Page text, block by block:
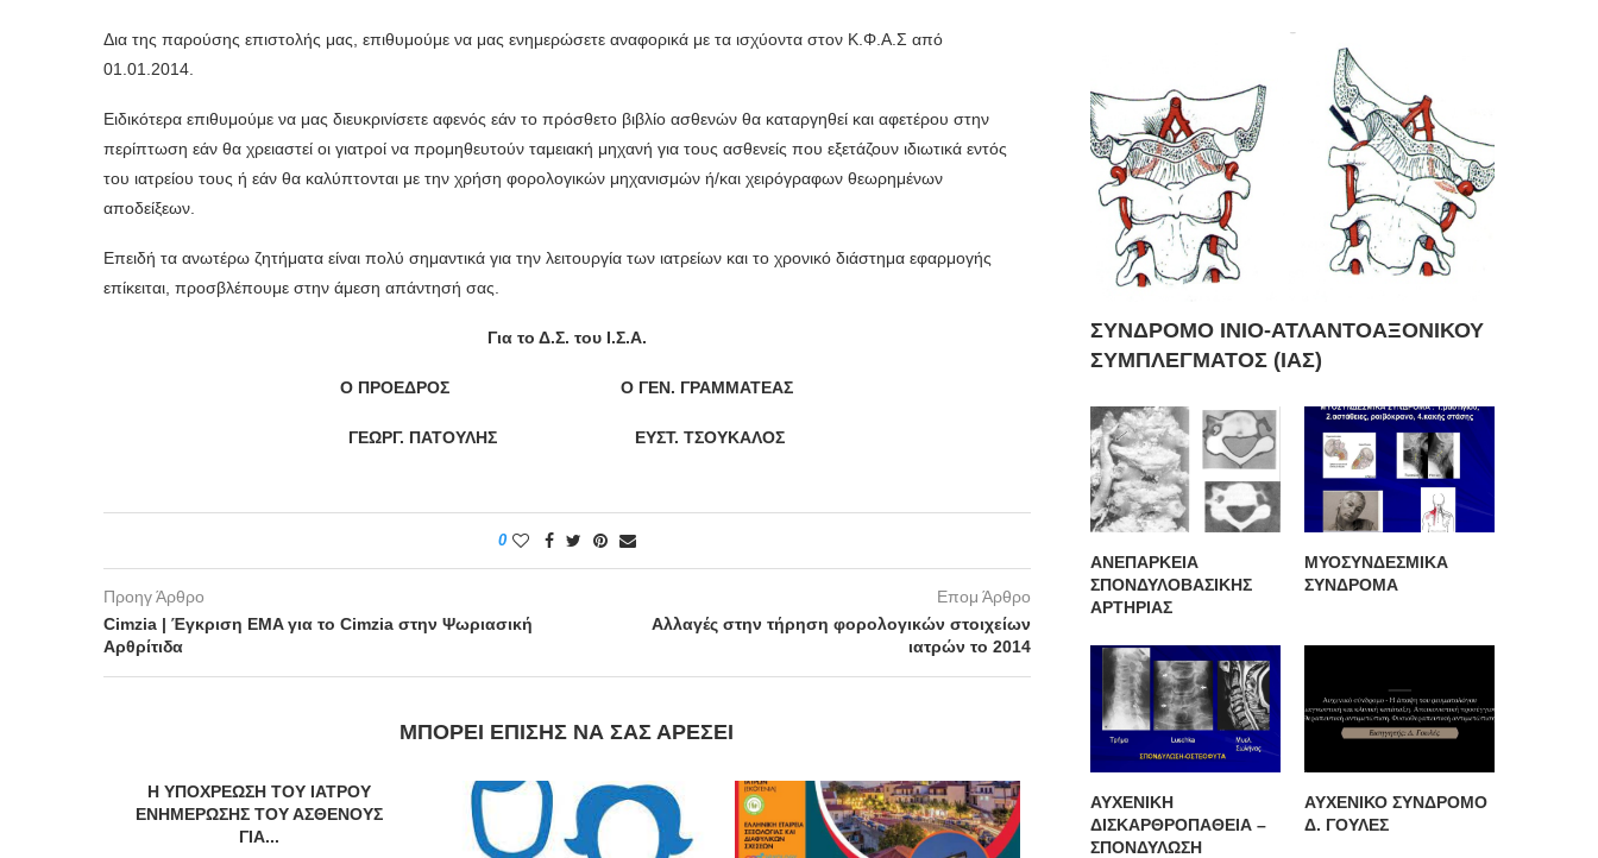
Δια της παρούσης επιστολής μας, επιθυμούμε να μας ενημερώσετε αναφορικά με τα ισχύοντα στον Κ.Φ.Α.Σ από
01.01.2014.
Ειδικότερα επιθυμούμε να μας διευκρινίσετε αφενός εάν το πρόσθετο βιβλίο ασθενών θα καταργηθεί και αφετέρου στην
περίπτωση εάν θα χρειαστεί οι γιατροί να προμηθευτούν ταμειακή μηχανή για τους ασθενείς που εξετάζουν ιδιωτικά εντός
του ιατρείου τους ή εάν θα καλύπτονται με την χρήση φορολογικών μηχανισμών ή/και χειρόγραφων θεωρημένων
αποδείξεων.
Επειδή τα ανωτέρω ζητήματα είναι πολύ σημαντικά για την λειτουργία των ιατρείων και το χρονικό διάστημα εφαρμογής
επίκειται, προσβλέπουμε στην άμεση απάντησή σας.
Για το Δ.Σ. του Ι.Σ.Α.
Ο ΠΡΟΕΔΡΟΣ Ο ΓΕΝ. ΓΡΑΜΜΑΤΕΑΣ
ΓΕΩΡΓ. ΠΑΤΟΥΛΗΣ ΕΥΣΤ. ΤΣΟΥΚΑΛΟΣ
0
Προηγ Άρθρο
Cimzia | Έγκριση EMA για το Cimzia στην Ψωριασική
Αρθρίτιδα
Επομ Άρθρο
Αλλαγές στην τήρηση φορολογικών στοιχείων
ιατρών το 2014
ΜΠΟΡΕΊ ΕΠΊΣΗΣ ΝΑ ΣΑΣ ΑΡΈΣΕΙ
Η ΥΠΟΧΡΕΩΣΗ ΤΟΥ ΙΑΤΡΟΥ
ΕΝΗΜΕΡΩΣΗΣ ΤΟΥ ΑΣΘΕΝΟΥΣ
ΓΙΑ...
ΣΥΝΔΡΟΜΟ ΙΝΙΟ-ΑΤΛΑΝΤΟΑΞΟΝΙΚΟΥ
ΣΥΜΠΛΕΓΜΑΤΟΣ (ΙΑΣ)
ΑΝΕΠΑΡΚΕΙΑ
ΣΠΟΝΔΥΛΟΒΑΣΙΚΗΣ
ΑΡΤΗΡΙΑΣ
ΜΥΟΣΥΝΔΕΣΜΙΚΑ
ΣΥΝΔΡΟΜΑ
ΑΥΧΕΝΙΚΗ
ΔΙΣΚΑΡΘΡΟΠΑΘΕΙΑ –
ΣΠΟΝΔΥΛΩΣΗ
ΑΥΧΕΝΙΚΟ ΣΥΝΔΡΟΜΟ
Δ. ΓΟΥΛΕΣ